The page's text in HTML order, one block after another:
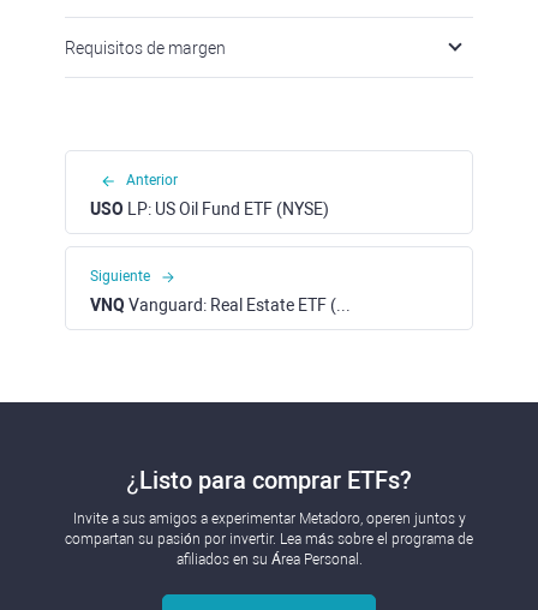
Requisitos de margen
Anterior
USO LP: US Oil Fund ETF (NYSE)
Siguiente
VNQ Vanguard: Real Estate ETF (NYSE)
¿Listo para comprar ETFs?
Invite a sus amigos a experimentar Metadoro, operen juntos y
compartan su pasión por invertir. Lea más sobre el programa de
afiliados en su Área Personal.